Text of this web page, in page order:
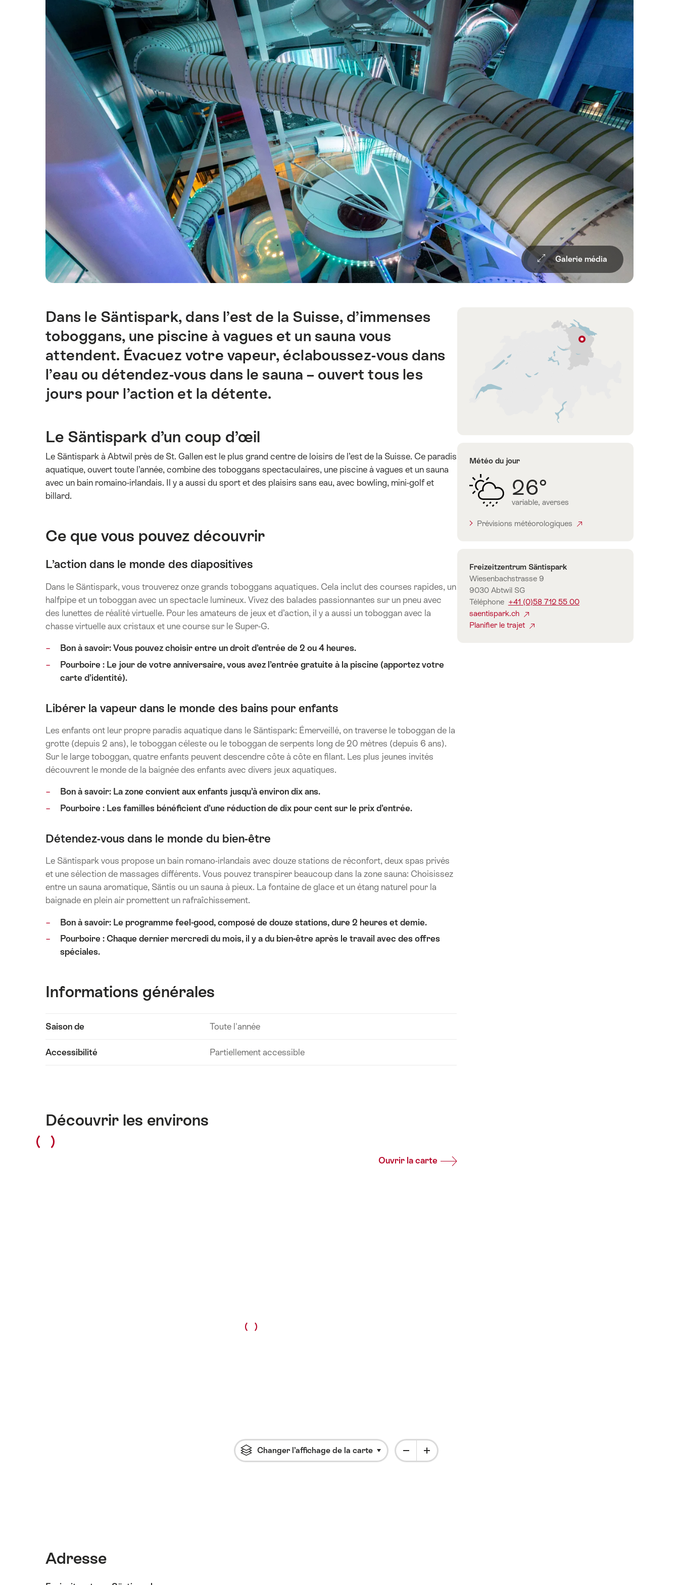
Galerie média
Introduction
Dans le Säntispark, dans l’est de la Suisse, d’immenses
toboggans, une piscine à vagues et un sauna vous
attendent. Évacuez votre vapeur, éclaboussez-vous dans
l’eau ou détendez-vous dans le sauna – ouvert tous les
jours pour l’action et la détente.
Le Säntispark d’un coup d’œil
Le Säntispark à Abtwil près de St. Gallen est le plus grand centre de loisirs de l’est de la Suisse. Ce paradis
aquatique, ouvert toute l’année, combine des toboggans spectaculaires, une piscine à vagues et un sauna
avec un bain romaino-irlandais. Il y a aussi du sport et des plaisirs sans eau, avec bowling, mini-golf et
billard.
Ce que vous pouvez découvrir
L’action dans le monde des diapositives
Dans le Säntispark, vous trouverez onze grands toboggans aquatiques. Cela inclut des courses rapides, un
halfpipe et un toboggan avec un spectacle lumineux. Vivez des balades passionnantes sur un pneu avec
des lunettes de réalité virtuelle. Pour les amateurs de jeux et d’action, il y a aussi un toboggan avec la
chasse virtuelle aux cristaux et une course sur le Super-G.
Bon à savoir: Vous pouvez choisir entre un droit d’entrée de 2 ou 4 heures.
Pourboire : Le jour de votre anniversaire, vous avez l’entrée gratuite à la piscine (apportez votre
carte d’identité).
Libérer la vapeur dans le monde des bains pour enfants
Les enfants ont leur propre paradis aquatique dans le Säntispark: Émerveillé, on traverse le toboggan de la
grotte (depuis 2 ans), le toboggan céleste ou le toboggan de serpents long de 20 mètres (depuis 6 ans).
Sur le large toboggan, quatre enfants peuvent descendre côte à côte en filant. Les plus jeunes invités
découvrent le monde de la baignée des enfants avec divers jeux aquatiques.
Bon à savoir: La zone convient aux enfants jusqu’à environ dix ans.
Pourboire : Les familles bénéficient d’une réduction de dix pour cent sur le prix d’entrée.
Détendez-vous dans le monde du bien-être
Le Säntispark vous propose un bain romano-irlandais avec douze stations de réconfort, deux spas privés
et une sélection de massages différents. Vous pouvez transpirer beaucoup dans la zone sauna: Choisissez
entre un sauna aromatique, Säntis ou un sauna à pieux. La fontaine de glace et un étang naturel pour la
baignade en plein air promettent un rafraîchissement.
Bon à savoir: Le programme feel-good, composé de douze stations, dure 2 heures et demie.
Pourboire : Chaque dernier mercredi du mois, il y a du bien-être après le travail avec des offres
spéciales.
Informations générales
contenus
Saison de Toute l'année
Accessibilité Partiellement accessible
Découvrir les environs
Ouvrir la carte
Changer l’affichage de la carte Cliquer pour ouvrir la fenêtre d’informations
Adresse
Abtwil
Météo du jour
26°
variable, averses
Prévisions météorologiques
Contact
Freizeitzentrum Säntispark
Wiesenbachstrasse 9
9030 Abtwil SG
Téléphone +41 (0)58 712 55 00
saentispark.ch
Planifier le trajet